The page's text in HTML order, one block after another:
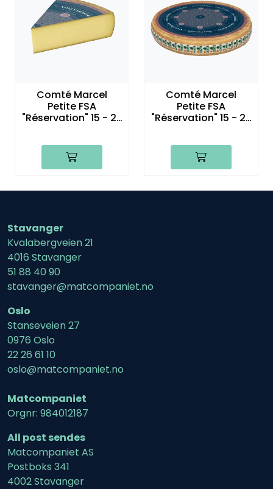
Comté Marcel
Petite FSA
"Réservation" 15 - 20
Comté Marcel
Petite FSA
"Réservation" 15 - 20
Stavanger
Kvalabergveien 21
4016 Stavanger
51 88 40 90
stavanger@matcompaniet.no
Oslo
Stanseveien 27
0976 Oslo
22 26 61 10
oslo@matcompaniet.no
Matcompaniet
Orgnr: 984012187
All post sendes
Matcompaniet AS
Postboks 341
4002 Stavanger